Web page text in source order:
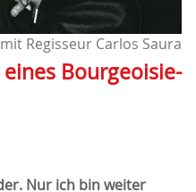
Regisseur Carlos Saura
Bourgeoisie-
Nur ich bin weiter